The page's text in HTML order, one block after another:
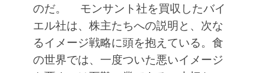
のだ。
モンサント社を買収したバイ
エル社は、株主たちへの説明と、次な
るイメージ戦略に頭を抱えている。食
の世界では、一度ついた悪いイメージ